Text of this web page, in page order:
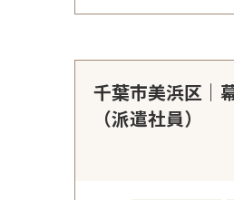
千葉市美浜区｜
（派遣社員）